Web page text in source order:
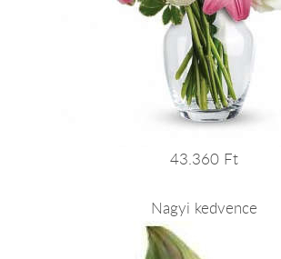
43.360 Ft
Nagyi kedvence